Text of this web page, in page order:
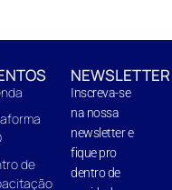
de
NEWSLETTER
Inscreva-se
na nossa
newsletter e
fique pro
dentro de